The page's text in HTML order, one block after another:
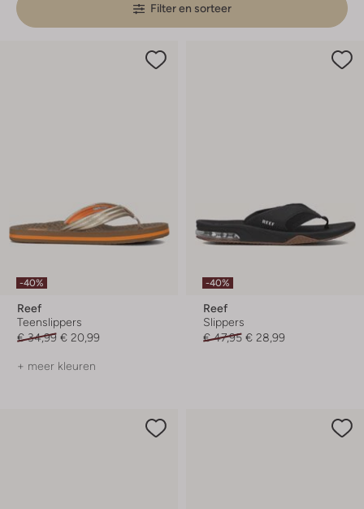
Filter en sorteer
-40%
Reef
Teenslippers
€ 34,99 € 20,99
+ meer kleuren
-40%
Reef
Slippers
€ 47,95 € 28,99